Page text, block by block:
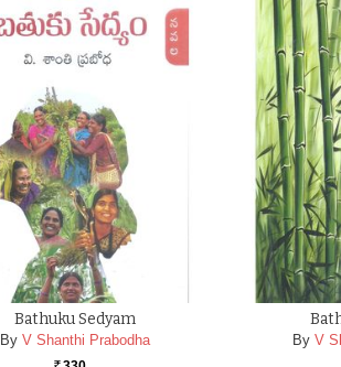
Bathuku Sedyam
By V Shanthi Prabodha By V